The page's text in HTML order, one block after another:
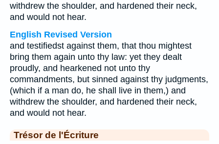
withdrew the shoulder, and hardened their neck,
and would not hear.
English Revised Version
and testifiedst against them, that thou mightest
bring them again unto thy law: yet they dealt
proudly, and hearkened not unto thy
commandments, but sinned against thy judgments,
(which if a man do, he shall live in them,) and
withdrew the shoulder, and hardened their neck,
and would not hear.
Trésor de l'Écriture